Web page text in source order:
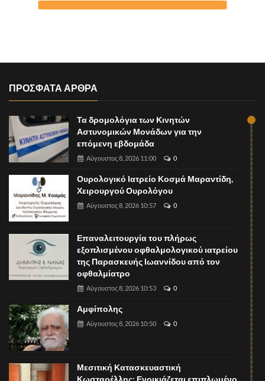
ΠΡΟΣΦΑΤΑ ΑΡΘΡΑ
Τα δρομολόγια των Κινητών
Αστυνομικών Μονάδων για την
επόμενη εβδομάδα
Αύγουστος 8, 2026 11:00 0
Ουρολογικό Ιατρείο Κοσμά Μαραντίδη,
Χειρουργού Ουρολόγου
Αύγουστος 8, 2026 10:57 0
Επαναλειτουργία του πλήρως
εξοπλισμένου οφθαλμολογικού ιατρείου
της Παρασκευής Ιωαννίδου από τον
οφθαλμίατρο
Αύγουστος 8, 2026 10:53 0
Αμφίπολης
Αύγουστος 8, 2026 10:50 0
Μεσιτική Κατασκευαστική
Κωσταρέλλης: Ενοικιάζεται επιπλωμένο